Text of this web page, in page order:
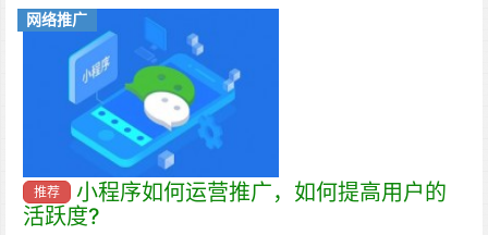
网络推广
推荐
小程序如何运营推广，如何提高用户的
活跃度?